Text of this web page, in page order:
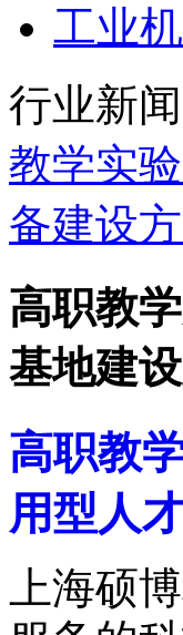
工业
行业新闻
教学实
备建设
高职教
基地建
高职教
用型人
上海硕